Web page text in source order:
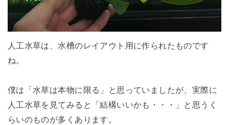
人工水草は、水槽のレイアウト用に作られたものです
ね。
僕は「水草は本物に限る」と思っていましたが、実際に
人工水草を見てみると「結構いいかも・・・」と思うく
らいのものが多くあります。